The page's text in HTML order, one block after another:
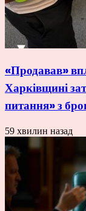
«Продавав»
Харківщині
питання» з
59 хвилин назад